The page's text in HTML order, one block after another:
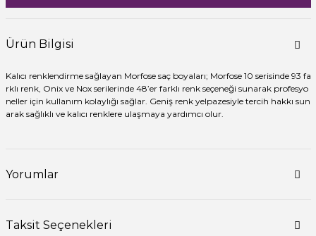
Ürün Bilgisi
Kalıcı renklendirme sağlayan Morfose saç boyaları; Morfose 10 serisinde 93 fa
rklı renk, Onix ve Nox serilerinde 48’er farklı renk seçeneği sunarak profesyo
neller için kullanım kolaylığı sağlar. Geniş renk yelpazesiyle tercih hakkı sun
arak sağlıklı ve kalıcı renklere ulaşmaya yardımcı olur.
Yorumlar
Taksit Seçenekleri